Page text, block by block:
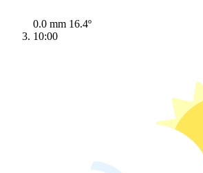
0.0 mm 16.4º
10:00